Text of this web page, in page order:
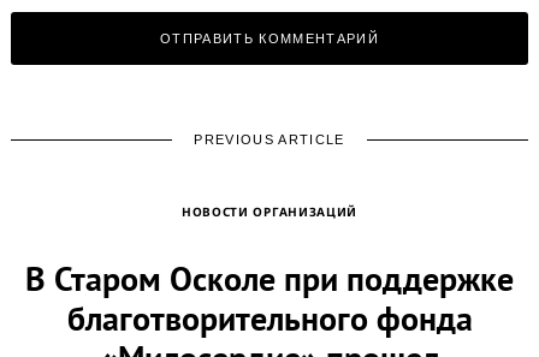
PREVIOUS ARTICLE
НОВОСТИ ОРГАНИЗАЦИЙ
В Старом Осколе при поддержке
благотворительного фонда